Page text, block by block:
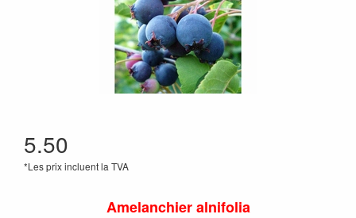
5.50
*Les prix incluent la TVA
Amelanchier alnifolia